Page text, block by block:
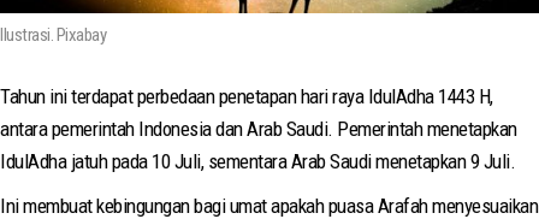
Ilustrasi. Pixabay
Tahun ini terdapat perbedaan penetapan hari raya IdulAdha 1443 H,
antara pemerintah Indonesia dan Arab Saudi. Pemerintah menetapkan
IdulAdha jatuh pada 10 Juli, sementara Arab Saudi menetapkan 9 Juli.
Ini membuat kebingungan bagi umat apakah puasa Arafah menyesuaikan